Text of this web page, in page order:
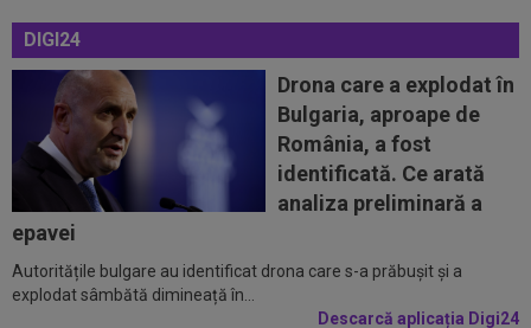
DIGI24
Drona care a explodat în
Bulgaria, aproape de
România, a fost
identificată. Ce arată
analiza preliminară a
epavei
Autoritățile bulgare au identificat drona care s-a prăbușit și a
explodat sâmbătă dimineață în...
Descarcă aplicația Digi24
20:01
Cel mai bogat om din Ucraina i-a zis în față
unui român: ”Nu vrem să te mai...
20:00
Dinamo - FC Voluntari LIVE VIDEO, 21:30, la
DGS 1. ECHIPELE. Egalitate de...
Ce se întâmplă cu ultimul jucător transferat de
Dinamo la meciul cu FC Voluntari
20:37 VIDEO
Farul - Csikszereda 3-2. ”Marinarii”
au câștigat la Ovidiu, în urma unui meci...